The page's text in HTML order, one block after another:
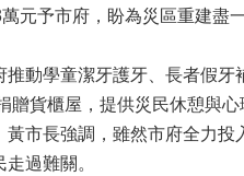
元予市府，盼為災區重建盡
動學童潔牙護牙、長者假牙
贈貨櫃屋，提供災民休憩與心
市長強調，雖然市府全力投
過難關。